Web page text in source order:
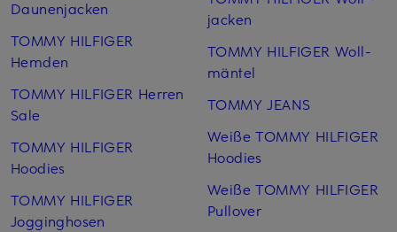
Daunenjacken
TOMMY HILFIGER
Hemden
TOMMY HILFIGER Herren
Sale
TOMMY HILFIGER
Hoodies
TOMMY HILFIGER
Jogginghosen
jacken
TOMMY HILFIGER Woll­
mäntel
TOMMY JEANS
Weiße TOMMY HILFIGER
Hoodies
Weiße TOMMY HILFIGER
Pullover